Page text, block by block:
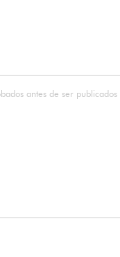
antes de ser publicados